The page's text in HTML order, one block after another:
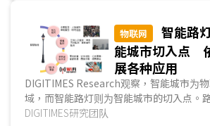
半导体材料特点，具高功率密度与高导热
高功率基站RF元件。
全球已有众多厂商投入GaN RF元件生产，产业链分布以
美国、日本IDM厂商为研发基地，臺湾厂
域，当国外IDM厂产能满载，有机会寻求
厂切入GaN供应链的机会点，除此之外，
游GaN磊晶领域，供给中下游稳定的材料来
元，大幅扩充包括SiC及氮化镓(GaN)相
年将SiC晶圆制造能力提高至30倍，以满
料的需求，另外，日本厂商也积极投入功
以市场发展动向分析，2018年全球SiC
模仍未达4亿美元，但在汽车电动化、智
趋势推波助澜下，预料SiC功率半导体市
升，2030年全球市场规模可望达到45亿美
物联网
智能路
能城市切入点
展各种应用
DIGITIMES Research观察，智能城市为
域，而智能路灯则为智能城市的切入点。
中不可或缺的设备，具有位置优势，有利
DIGITIMES研究团队